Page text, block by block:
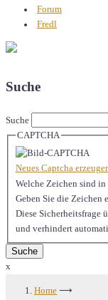
Forum
Fredl
Suche
Suche
CAPTCHA
Neues Captcha
Welche Zeichen sind
Geben Sie die Zeichen
Diese Sicherheitsfrage
und verhindert
x
Home ⟶